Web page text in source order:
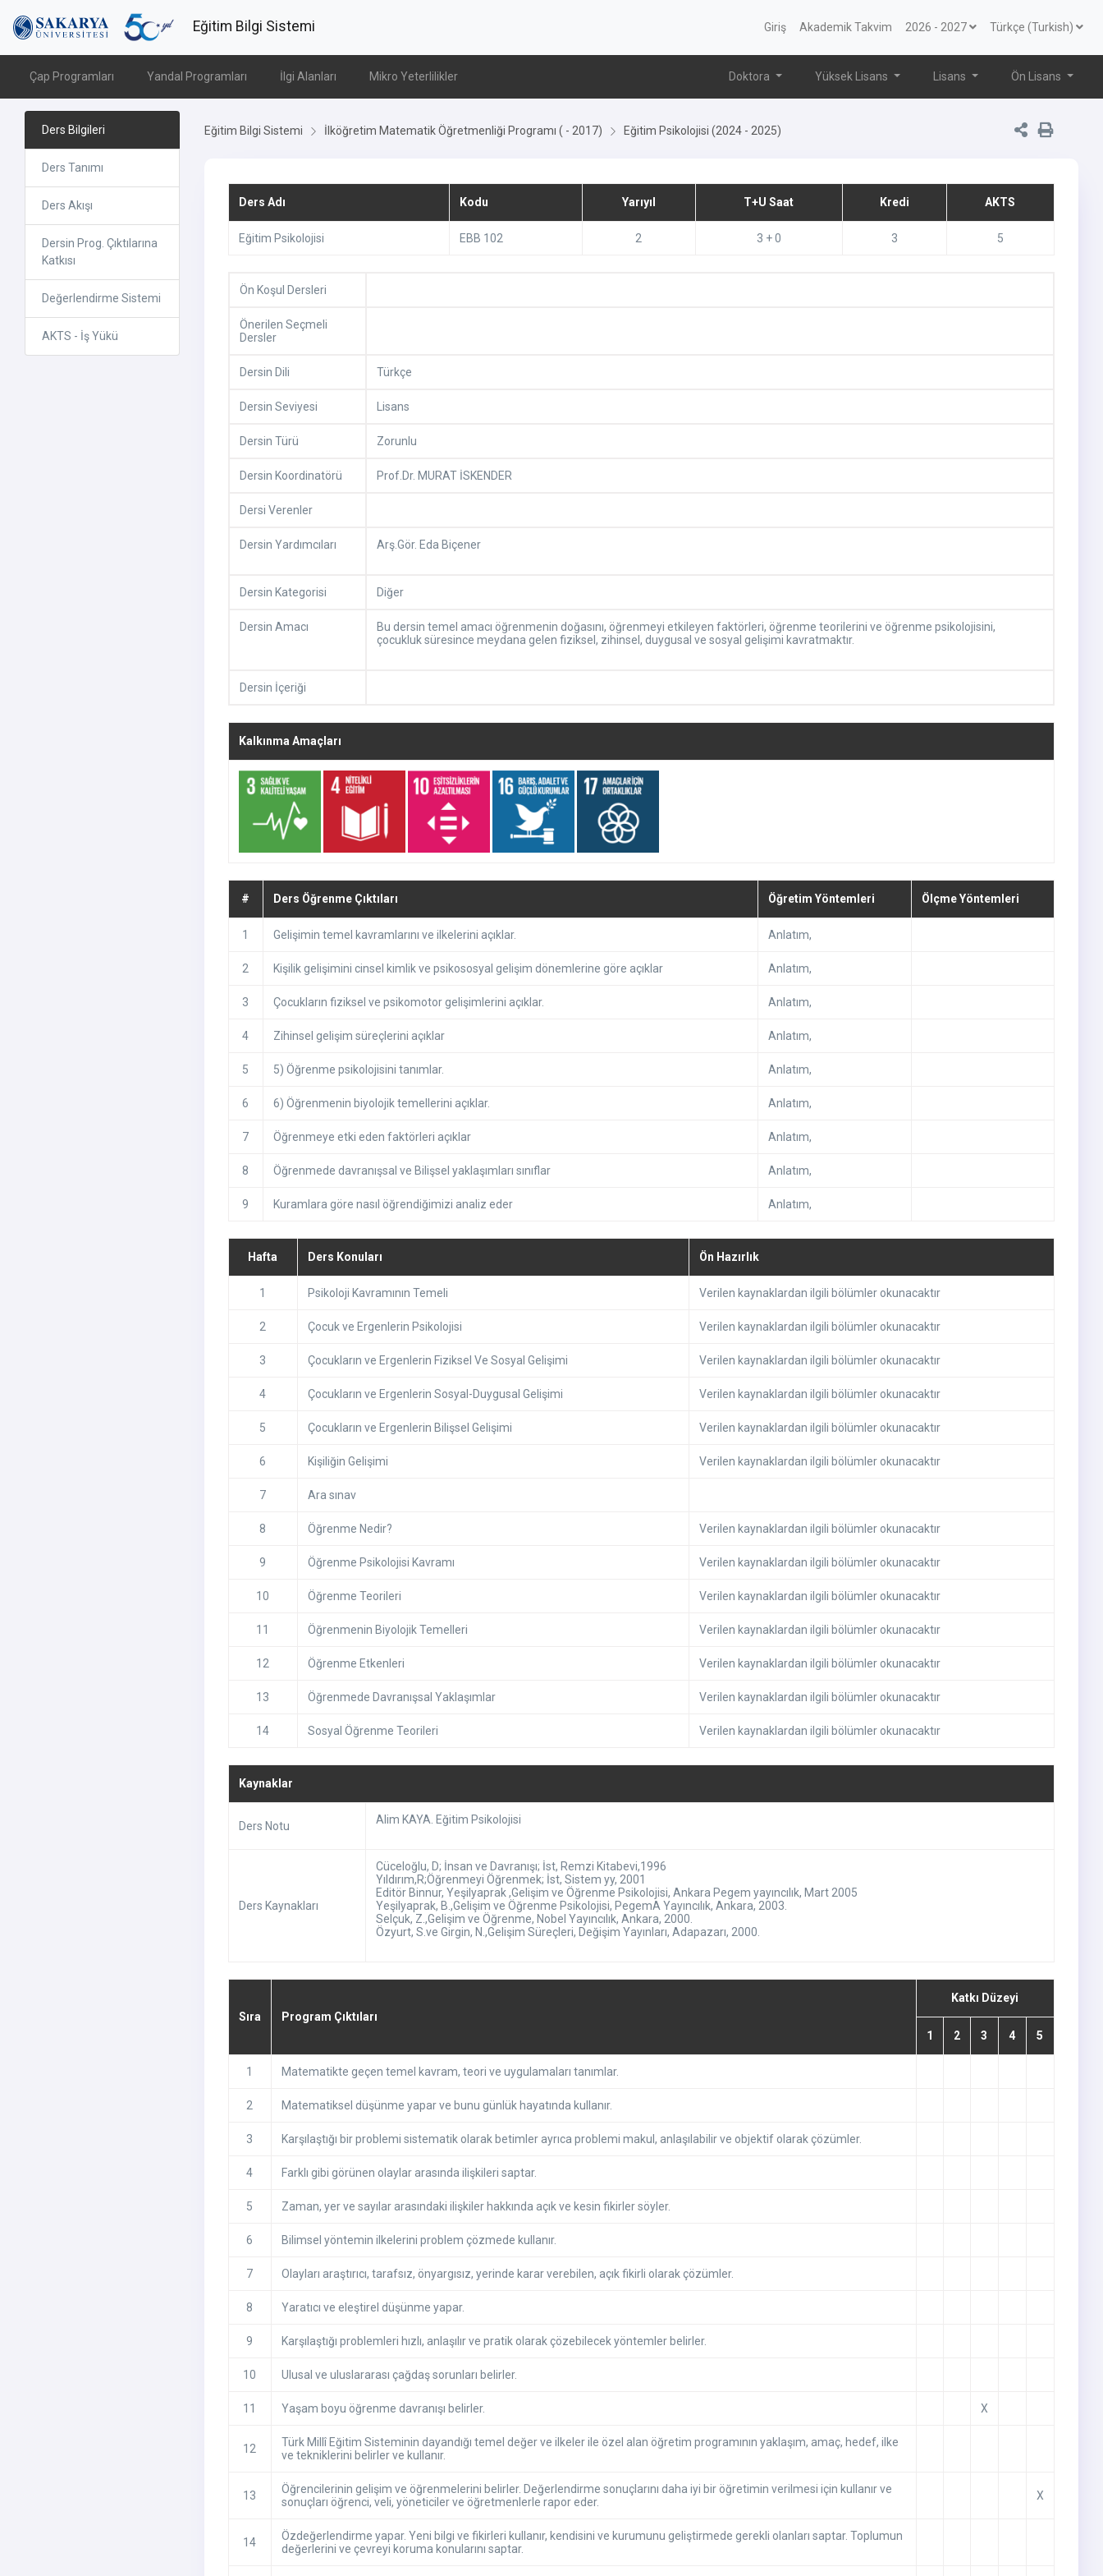
Eğitim Bilgi Sistemi Giriş Akademik Takvim 2026 - 2027 Türkçe (Turkish)
Çap Programları Yandal Programları İlgi Alanları Mikro Yeterlilikler Doktora Yüksek Lisans Lisans Ön Lisans
Ders Bilgileri
Ders Tanımı
Ders Akışı
Dersin Prog. Çıktılarına
Katkısı
Değerlendirme Sistemi
AKTS - İş Yükü
Eğitim Bilgi Sistemi İlköğretim Matematik Öğretmenliği Programı ( - 2017) Eğitim Psikolojisi (2024 - 2025)
Ders Adı Kodu Yarıyıl T+U Saat Kredi AKTS
Eğitim Psikolojisi EBB 102 2 3 + 0 3 5
Ön Koşul Dersleri
Önerilen Seçmeli
Dersler
Dersin Dili Türkçe
Dersin Seviyesi Lisans
Dersin Türü Zorunlu
Dersin Koordinatörü Prof.Dr. MURAT İSKENDER
Dersi Verenler
Dersin Yardımcıları Arş.Gör. Eda Biçener
Dersin Kategorisi Diğer
Dersin Amacı
Bu dersin temel amacı öğrenmenin doğasını, öğrenmeyi etkileyen faktörleri, öğrenme teorilerini ve öğrenme psikolojisini,
çocukluk süresince meydana gelen fiziksel, zihinsel, duygusal ve sosyal gelişimi kavratmaktır.
Dersin İçeriği
Kalkınma Amaçları
# Ders Öğrenme Çıktıları Öğretim Yöntemleri Ölçme Yöntemleri
1 Gelişimin temel kavramlarını ve ilkelerini açıklar. Anlatım,
2 Kişilik gelişimini cinsel kimlik ve psikososyal gelişim dönemlerine göre açıklar Anlatım,
3 Çocukların fiziksel ve psikomotor gelişimlerini açıklar. Anlatım,
4 Zihinsel gelişim süreçlerini açıklar Anlatım,
5 5) Öğrenme psikolojisini tanımlar. Anlatım,
6 6) Öğrenmenin biyolojik temellerini açıklar. Anlatım,
7 Öğrenmeye etki eden faktörleri açıklar Anlatım,
8 Öğrenmede davranışsal ve Bilişsel yaklaşımları sınıflar Anlatım,
9 Kuramlara göre nasıl öğrendiğimizi analiz eder Anlatım,
Hafta Ders Konuları Ön Hazırlık
1 Psikoloji Kavramının Temeli Verilen kaynaklardan ilgili bölümler okunacaktır
2 Çocuk ve Ergenlerin Psikolojisi Verilen kaynaklardan ilgili bölümler okunacaktır
3 Çocukların ve Ergenlerin Fiziksel Ve Sosyal Gelişimi Verilen kaynaklardan ilgili bölümler okunacaktır
4 Çocukların ve Ergenlerin Sosyal-Duygusal Gelişimi Verilen kaynaklardan ilgili bölümler okunacaktır
5 Çocukların ve Ergenlerin Bilişsel Gelişimi Verilen kaynaklardan ilgili bölümler okunacaktır
6 Kişiliğin Gelişimi Verilen kaynaklardan ilgili bölümler okunacaktır
7 Ara sınav
8 Öğrenme Nedir? Verilen kaynaklardan ilgili bölümler okunacaktır
9 Öğrenme Psikolojisi Kavramı Verilen kaynaklardan ilgili bölümler okunacaktır
10 Öğrenme Teorileri Verilen kaynaklardan ilgili bölümler okunacaktır
11 Öğrenmenin Biyolojik Temelleri Verilen kaynaklardan ilgili bölümler okunacaktır
12 Öğrenme Etkenleri Verilen kaynaklardan ilgili bölümler okunacaktır
13 Öğrenmede Davranışsal Yaklaşımlar Verilen kaynaklardan ilgili bölümler okunacaktır
14 Sosyal Öğrenme Teorileri Verilen kaynaklardan ilgili bölümler okunacaktır
Kaynaklar
Ders Notu Alim KAYA. Eğitim Psikolojisi
Ders Kaynakları
Cüceloğlu, D; İnsan ve Davranışı; İst, Remzi Kitabevi,1996
Yıldırım,R;Öğrenmeyi Öğrenmek; İst, Sistem yy, 2001
Editör Binnur, Yeşilyaprak ,Gelişim ve Öğrenme Psikolojisi, Ankara Pegem yayıncılık, Mart 2005
Yeşilyaprak, B.,Gelişim ve Öğrenme Psikolojisi, PegemA Yayıncılık, Ankara, 2003.
Selçuk, Z.,Gelişim ve Öğrenme, Nobel Yayıncılık, Ankara, 2000.
Özyurt, S.ve Girgin, N.,Gelişim Süreçleri, Değişim Yayınları, Adapazarı, 2000.
Sıra Program Çıktıları
Katkı Düzeyi
1 2 3 4 5
1 Matematikte geçen temel kavram, teori ve uygulamaları tanımlar.
2 Matematiksel düşünme yapar ve bunu günlük hayatında kullanır.
3 Karşılaştığı bir problemi sistematik olarak betimler ayrıca problemi makul, anlaşılabilir ve objektif olarak çözümler.
4 Farklı gibi görünen olaylar arasında ilişkileri saptar.
5 Zaman, yer ve sayılar arasındaki ilişkiler hakkında açık ve kesin fikirler söyler.
6 Bilimsel yöntemin ilkelerini problem çözmede kullanır.
7 Olayları araştırıcı, tarafsız, önyargısız, yerinde karar verebilen, açık fikirli olarak çözümler.
8 Yaratıcı ve eleştirel düşünme yapar.
9 Karşılaştığı problemleri hızlı, anlaşılır ve pratik olarak çözebilecek yöntemler belirler.
10 Ulusal ve uluslararası çağdaş sorunları belirler.
11 Yaşam boyu öğrenme davranışı belirler. X
12
Türk Millî Eğitim Sisteminin dayandığı temel değer ve ilkeler ile özel alan öğretim programının yaklaşım, amaç, hedef, ilke
ve tekniklerini belirler ve kullanır.
13
Öğrencilerinin gelişim ve öğrenmelerini belirler. Değerlendirme sonuçlarını daha iyi bir öğretimin verilmesi için kullanır ve
sonuçları öğrenci, veli, yöneticiler ve öğretmenlerle rapor eder.
X
14
Özdeğerlendirme yapar. Yeni bilgi ve fikirleri kullanır, kendisini ve kurumunu geliştirmede gerekli olanları saptar. Toplumun
değerlerini ve çevreyi koruma konularını saptar.